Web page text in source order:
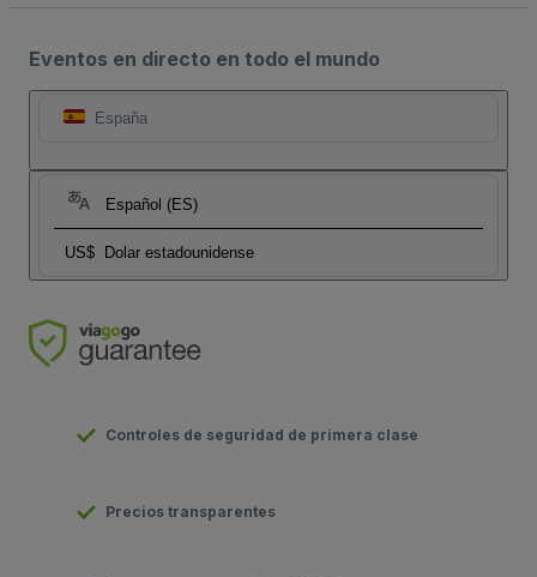
Eventos en directo en todo el mundo
España
Español (ES)
US$ Dolar estadounidense
Controles de seguridad de primera clase
Precios transparentes